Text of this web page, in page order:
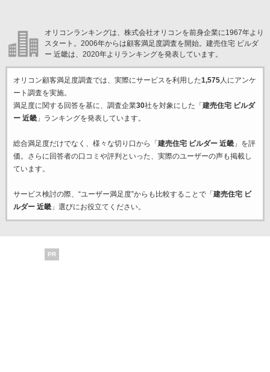
オリコンランキングは、株式会社オリコンを前身企業に1967年より
スタート。2006年からは顧客満足度調査を開始。建売住宅 ビルダ
ー 近畿は、2020年よりランキングを発表しています。
オリコン顧客満足度調査では、実際にサービスを利用した1,575人にアンケ
ート調査を実施。
満足度に関する回答を基に、調査企業30社を対象にした「 建売住宅 ビルダ
ー 近畿」ランキングを発表しています。
総合満足度だけでなく、様々な切り口から「 建売住宅 ビルダー 近畿」を評
価。さらに回答者の口コミや評判といった、実際のユーザーの声も掲載し
ています。
サービス検討の際、“ユーザー満足度”からも比較することで「 建売住宅 ビ
ルダー 近畿」選びにお役立てください。
PR